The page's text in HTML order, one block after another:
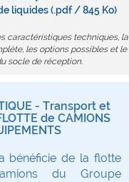
liquides (.pdf / 845 Ko)
caractéristiques techniques, la
les options possibles et le
socle de réception.
- Transport et
de CAMIONS
bénéficie de la flotte
du Groupe